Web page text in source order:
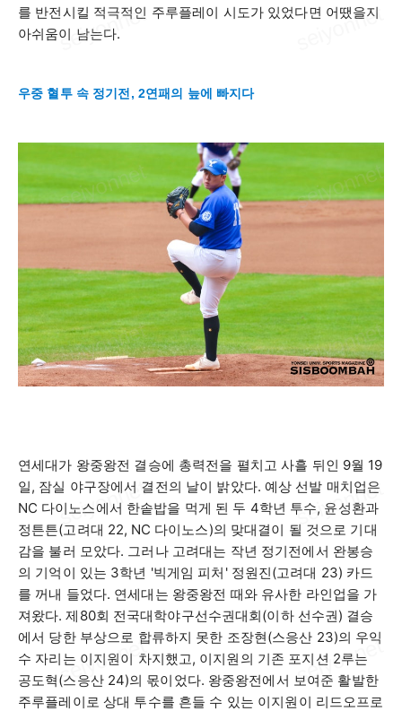
를 반전시킬 적극적인 주루플레이 시도가 있었다면 어땠을지
아쉬움이 남는다.
우중 혈투 속 정기전, 2연패의 늪에 빠지다
연세대가 왕중왕전 결승에 총력전을 펼치고 사흘 뒤인 9월 19
일, 잠실 야구장에서 결전의 날이 밝았다. 예상 선발 매치업은
NC 다이노스에서 한솥밥을 먹게 된 두 4학년 투수, 윤성환과
정튼튼(고려대 22, NC 다이노스)의 맞대결이 될 것으로 기대
감을 불러 모았다. 그러나 고려대는 작년 정기전에서 완봉승
의 기억이 있는 3학년 '빅게임 피처 ' 정원진(고려대 23) 카드
를 꺼내 들었다. 연세대는 왕중왕전 때와 유사한 라인업을 가
져왔다.제 80회 전국대학야구선수권대회(이하 선수권) 결승
에서 당한 부상으로 합류하지 못한 조장현(스응산 23)의 우익
수 자리는 이지원이 차지했고, 이지원의 기존 포지션 2루는
공도혁(스응산 24)의 몫이었다. 왕중왕전에서 보여준 활발한
주루플레이로 상대 투수를 흔들 수 있는 이지원이 리드오프로